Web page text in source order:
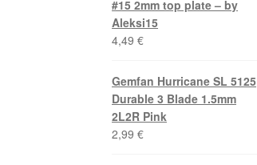
#15 2mm top plate – by
Aleksi15
4,49€
Gemfan Hurricane SL 5125
Durable 3 Blade 1.5mm
2L2R Pink
2,99€